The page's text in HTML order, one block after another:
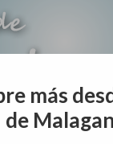
lo haga de malas
más
de